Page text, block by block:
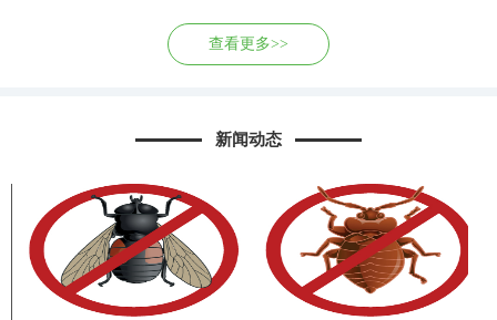
查看更多>>
新闻动态